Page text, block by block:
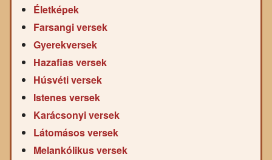
Életképek
Farsangi versek
Gyerekversek
Hazafias versek
Húsvéti versek
Istenes versek
Karácsonyi versek
Látomásos versek
Melankólikus versek